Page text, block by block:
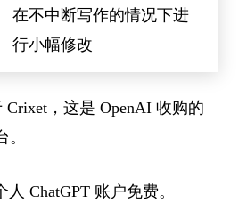
在不中断写作的情况下进
行小幅修改
Crixet，这是 OpenAI 收购的
人 ChatGPT 账户免费。